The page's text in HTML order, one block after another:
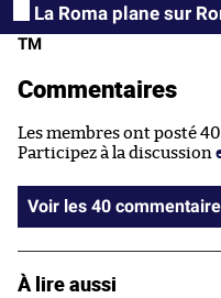
La Roma plane sur
TM
Commentaires
Les membres ont posté
Participez à la discussion
Voir les 40
À lire aussi